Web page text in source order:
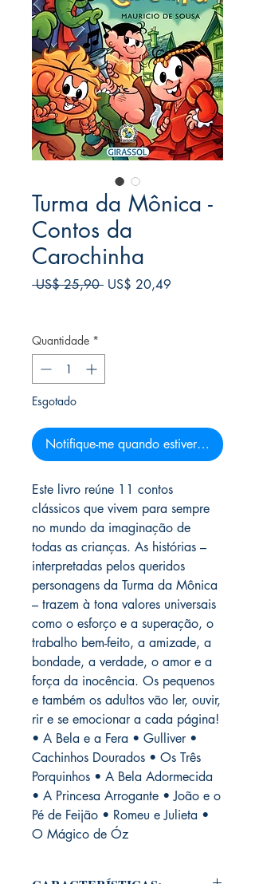
Turma da Mônica -
Contos da
Carochinha
US$ 25,90 Preço
US$ 20,49
Quantidade *
Esgotado
Notifique-me quando estiver disponível
Este livro reúne 11 contos
clássicos que vivem para sempre
no mundo da imaginação de
todas as crianças. As histórias –
interpretadas pelos queridos
personagens da Turma da Mônica
– trazem à tona valores universais
como o esforço e a superação, o
trabalho bem-feito, a amizade, a
bondade, a verdade, o amor e a
força da inocência. Os pequenos
e também os adultos vão ler, ouvir,
rir e se emocionar a cada página!
• A Bela e a Fera • Gulliver •
Cachinhos Dourados • Os Três
Porquinhos • A Bela Adormecida
• A Princesa Arrogante • João e o
Pé de Feijão • Romeu e Julieta •
O Mágico de Óz